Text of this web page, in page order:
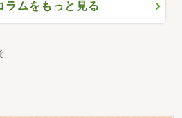
ラムをもっと見る